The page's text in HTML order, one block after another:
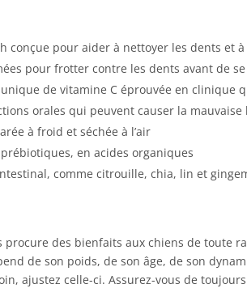
conçue pour aider à nettoyer les dents
pour frotter contre les dents avant de
de vitamine C éprouvée en
orales qui peuvent causer la mauvaise
à froid et séchée à l’air
en acides organiques
comme citrouille, chia, lin et
procure des bienfaits aux chiens de toute
de son poids, de son âge, de son
ajustez celle-ci. Assurez-vous de